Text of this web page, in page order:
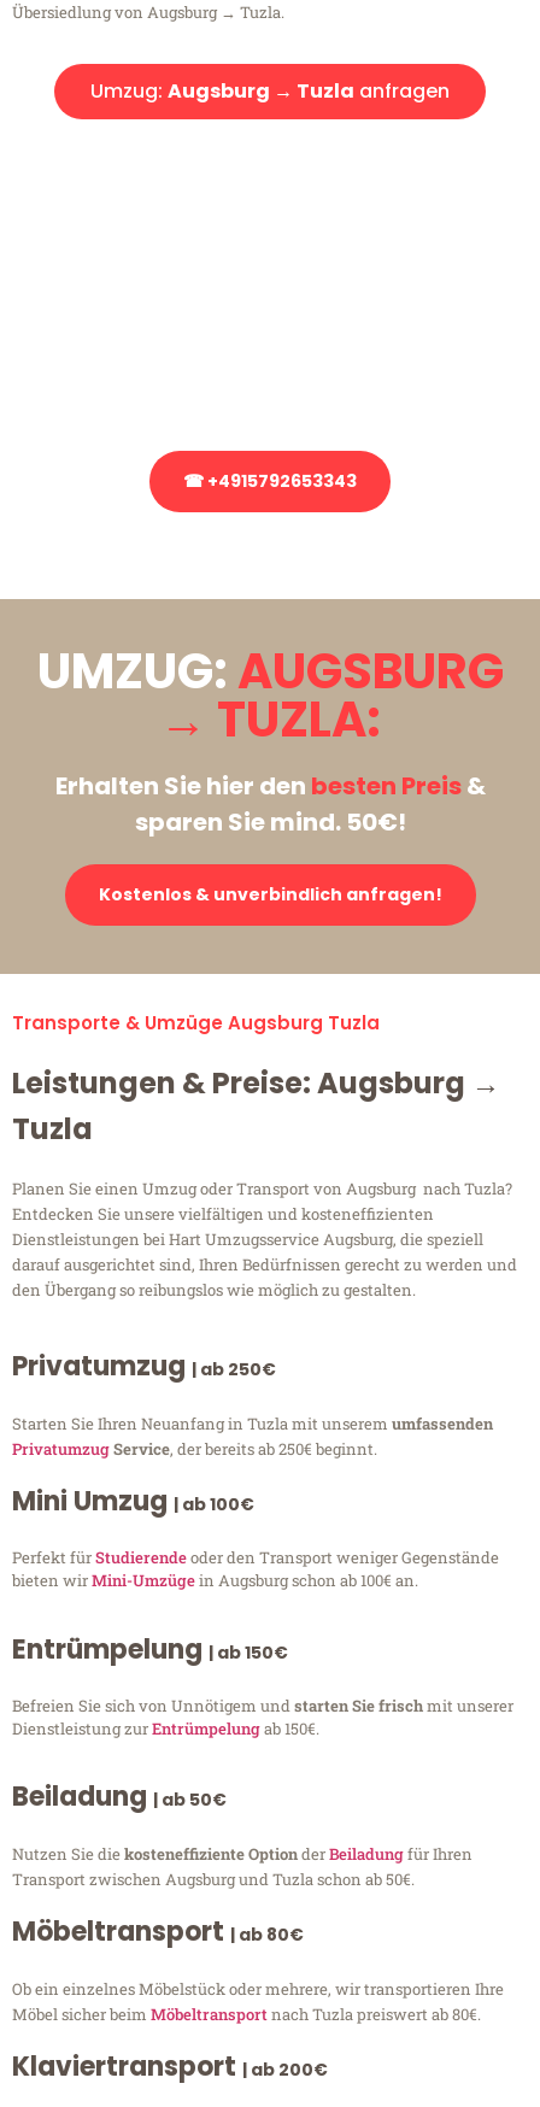
Übersiedlung von Augsburg → Tuzla.
Umzug: Augsburg → Tuzla anfragen
☎ +4915792653343
UMZUG:AUGSBURG
→ TUZLA:
Erhalten Sie hier den besten Preis&
sparen Sie mind. 50€!
Kostenlos & unverbindlich anfragen!
Transporte & Umzüge Augsburg Tuzla
Leistungen & Preise: Augsburg →
Tuzla
Planen Sie einen Umzug oder Transport von Augsburg nach Tuzla?
Entdecken Sie unsere vielfältigen und kosteneffizienten
Dienstleistungen bei Hart Umzugsservice Augsburg, die speziell
darauf ausgerichtet sind, Ihren Bedürfnissen gerecht zu werden und
den Übergang so reibungslos wie möglich zu gestalten.
Privatumzug | ab 250€
Starten Sie Ihren Neuanfang in Tuzla mit unserem umfassenden
PrivatumzugService, der bereits ab 250€ beginnt.
Mini Umzug | ab 100€
Perfekt fürStudierendeoder den Transport weniger Gegenstände
bieten wirMini-Umzügein Augsburg schon ab 100€ an.
Entrümpelung | ab 150€
Befreien Sie sich von Unnötigem undstarten Sie frischmit unserer
Dienstleistung zurEntrümpelungab 150€.
Beiladung | ab 50€
Nutzen Sie diekosteneffiziente OptionderBeiladungfür Ihren
Transport zwischen Augsburg und Tuzla schon ab 50€.
Möbeltransport | ab 80€
Ob ein einzelnes Möbelstück oder mehrere, wir transportieren Ihre
Möbel sicher beim Möbeltransportnach Tuzla preiswert ab 80€.
Klaviertransport | ab 200€